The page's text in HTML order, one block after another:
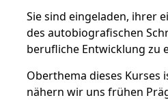
Sie sind eingeladen, ihrer
des autobiografischen
berufliche Entwicklung zu
Oberthema dieses Kurses
nähern wir uns frühen